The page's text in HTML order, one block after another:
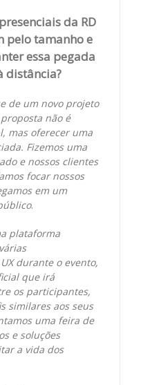
da RD
pelo tamanho e
essa pegada
distância?
de um novo projeto
não é
mas oferecer uma
Fizemos uma
e nossos clientes
focar nossos
em um
.
plataforma
durante o evento,
que irá
os participantes,
similares aos seus
uma feira de
e soluções
a vida dos